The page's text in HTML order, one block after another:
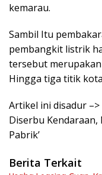
kemarau.
Sambil Itu
pembangkit listrik
tersebut
Hingga tiga titik
Artikel ini disadur –>
Diserbu Kendaraan,
Pabrik’
Berita Terkait